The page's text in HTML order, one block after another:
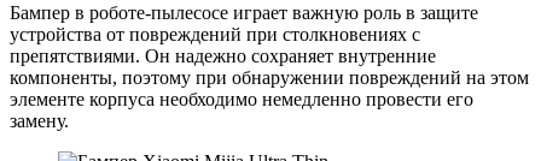
Бампер в роботе-пылесосе играет важную роль в защите
устройства от повреждений при столкновениях с
препятствиями. Он надежно сохраняет внутренние
компоненты, поэтому при обнаружении повреждений на этом
элементе корпуса необходимо немедленно провести его
замену.